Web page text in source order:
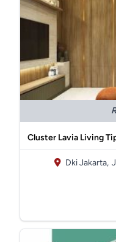
Cluster Lavia Living
Dki Jakarta,